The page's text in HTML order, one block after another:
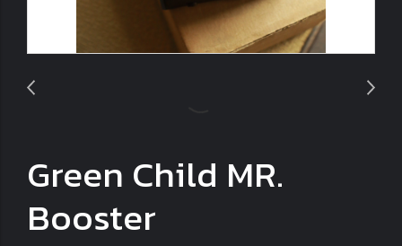
Green Child MR.
Booster